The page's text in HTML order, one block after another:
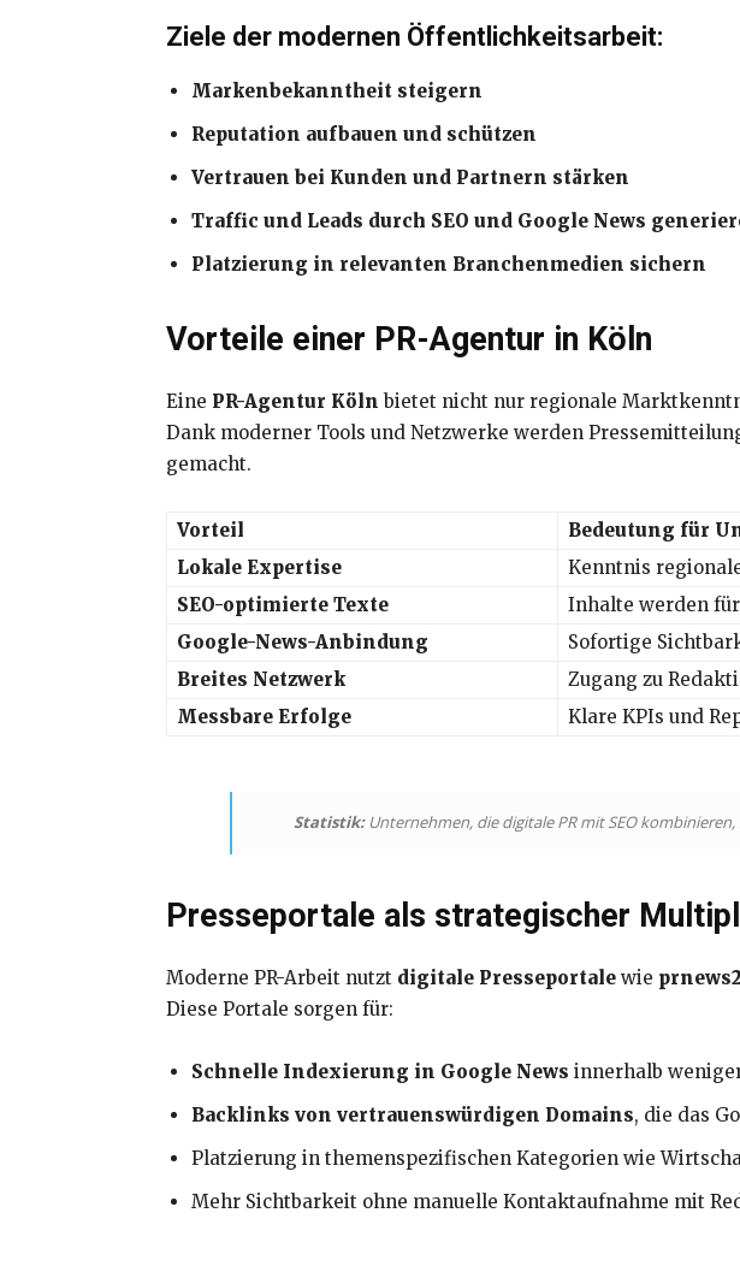
Ziele der modernen Öffentlichkeitsarbeit:
Markenbekanntheit steigern
Reputation aufbauen und schützen
Vertrauen bei Kunden und Partnern stärken
Traffic und Leads durch SEO und Google News
Platzierung in relevanten Branchenmedien sichern
Vorteile einer PR-Agentur in Köln
Eine PR-Agentur Köln bietet nicht nur regionale
Dank moderner Tools und Netzwerke werden
gemacht.
Vorteil
Bedeutung für
Lokale Expertise
Kenntnis
SEO-optimierte Texte
Inhalte werden
Google-News-Anbindung
Sofortige
Breites Netzwerk
Zugang zu
Messbare Erfolge
Klare KPIs und
Statistik:Unternehmen, die digitale PR mit SEO
Presseportale als strategischer
Moderne PR-Arbeit nutzt digitale Presseportale wie
Diese Portale sorgen für:
Schnelle Indexierung in Google News innerhalb
Backlinks von vertrauenswürdigen Domains, die das
Platzierung in themenspezifischen Kategorien wie
Mehr Sichtbarkeit ohne manuelle Kontaktaufnahme mit